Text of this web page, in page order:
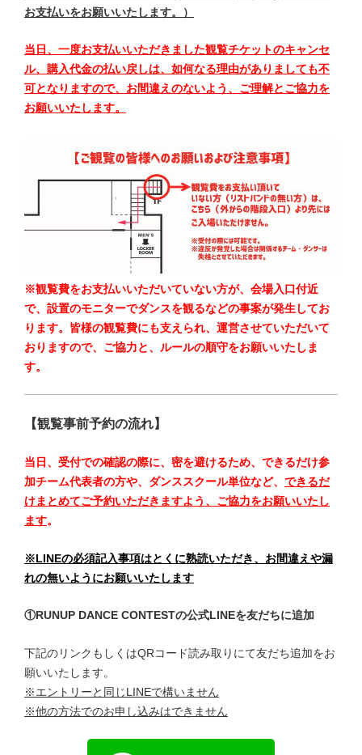
お支払いをお願いいたします。）
当日、一度お支払いいただきました観覧チケットのキャンセ
ル、購入代金の払い戻しは、如何なる理由がありましても不
可となりますので、お間違えのないよう、ご理解とご協力を
お願いいたします。
※観覧費をお支払いいただいていない方が、会場入口付近
で、設置のモニターでダンスを観るなどの事案が発生してお
ります。皆様の観覧費にも支えられ、運営させていただいて
おりますので、ご協力と、ルールの順守をお願いいたしま
す。
【観覧事前予約の流れ】
当日、受付での確認の際に、密を避けるため、できるだけ参
加チーム代表者の方や、ダンススクール単位など、 できるだ
けまとめてご予約いただきますよう、ご協力をお願いいたし
ます。
※LINEの必須記入事項はとくに熟読いただき、お間違えや漏
れの無いようにお願いいたします
①RUNUP DANCE CONTESTの公式LINEを友だちに追加
下記のリンクもしくはQRコード読み取りにて友だち追加をお
願いいたします。
※エントリーと同じLINEで構いません
※他の方法でのお申し込みはできません